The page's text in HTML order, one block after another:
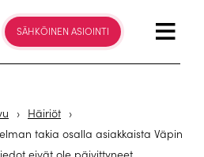
SÄHKÖINEN ASIOINTI
› Häiriöt ›
takia osalla asiakkaista Väpin